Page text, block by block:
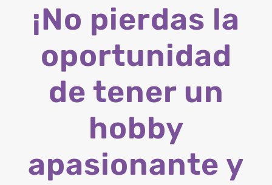
¡No pierdas la
oportunidad
de tener un
hobby
apasionante y